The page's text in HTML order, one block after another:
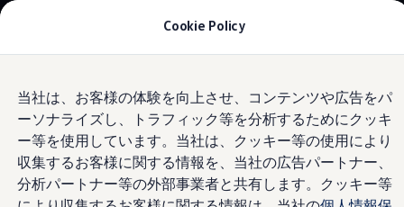
Cookie Policy
当社は、お客様の体験を向上させ、コンテンツや広告をパ
ーソナライズし、トラフィック等を分析するためにクッキ
ー等を使用しています。当社は、クッキー等の使用により
収集するお客様に関する情報を、当社の広告パートナー、
分析パートナー等の外部事業者と共有します。クッキー等
main
content
to
footer
モデル＆見積りシミュレーション
セーフティ マイスター
ID. Buzz
T-Cross
Tiguan
Golf
Golf GTI
Golf R
Golf Variant
Golf R Variant
Information